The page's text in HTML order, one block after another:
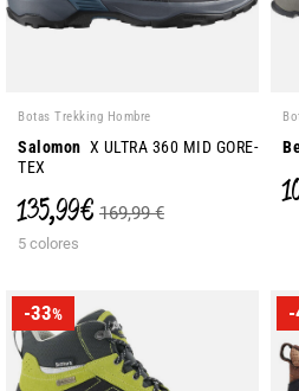
Botas Trekking Hombre
Salomon X ULTRA 360 MID GORE-
TEX
135,99 € 169,99 €
5 colores
-33% -